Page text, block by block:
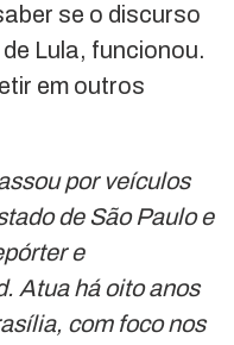
se o discurso
Lula, funcionou.
em outros
por veículos
de São Paulo e
e
Atua há oito anos
com foco nos